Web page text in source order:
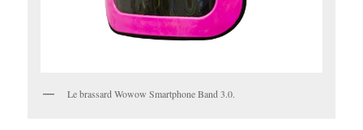
Le brassard Wowow Smartphone Band 3.0.